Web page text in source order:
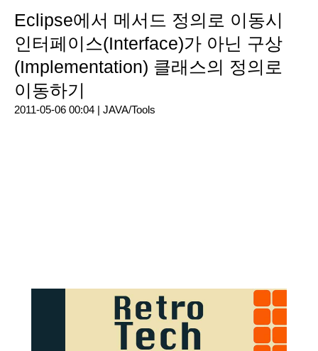
Eclipse에서 메서드 정의로 이동시
인터페이스(Interface)가 아닌 구상
(Implementation) 클래스의 정의로
이동하기
2011-05-06 00:04 | JAVA/Tools